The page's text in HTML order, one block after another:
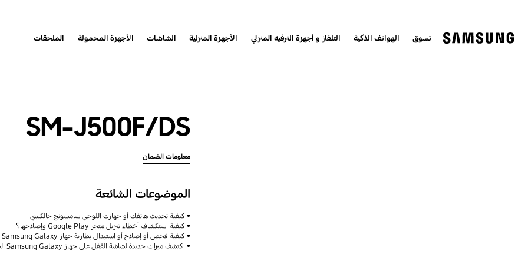
تسوق الهواتف الذكية التلفاز و أجهزة الترفيه المنزلي الأجهزة المنزلية الشاشات الأجهزة المحمولة الملحقات
SM-J500F/DS
معلومات الضمان
الموضوعات الشائعة
كيفية تحديث هاتفك أو جهازك اللوحي سامسونج جالكسي
كيفية استكشاف أخطاء تنزيل متجر Google Play وإصلاحها؟
كيفية فحص أو إصلاح أو استبدال بطارية جهاز Samsung Galaxy
اكتشف ميزات جديدة لشاشة القفل على جهاز Samsung Galaxy الخاص بك